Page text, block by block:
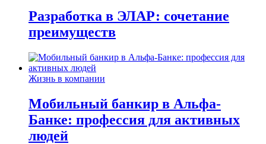
Разработка в ЭЛАР: сочетание
преимуществ
Жизнь в компании
Мобильный банкир в Альфа-
Банке: профессия для активных
людей